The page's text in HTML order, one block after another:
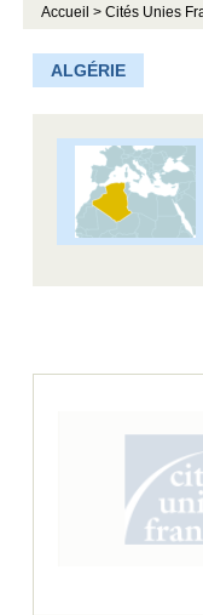
Accueil > Cités Unies
ALGÉRIE